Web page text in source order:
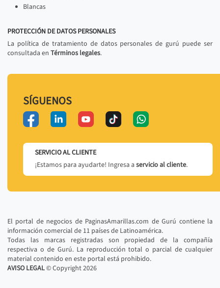
Blancas
PROTECCIÓN DE DATOS PERSONALES
La política de tratamiento de datos personales de gurú puede ser
consultada en Términos legales.
SÍGUENOS
SERVICIO AL CLIENTE
¡Estamos para ayudarte! Ingresa a servicio al cliente.
El portal de negocios de PaginasAmarillas.com de Gurú contiene la
información comercial de 11 países de Latinoamérica.
Todas las marcas registradas son propiedad de la compañía
respectiva o de Gurú. La reproducción total o parcial de cualquier
material contenido en este portal está prohibido.
AVISO LEGAL© Copyright2026